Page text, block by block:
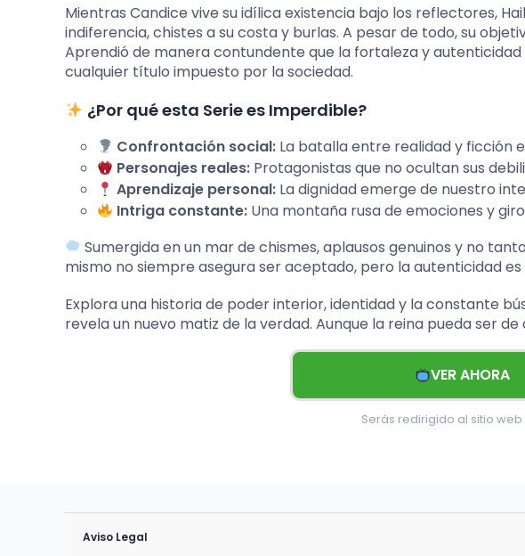
Mientras Candice vive su idílica existencia bajo los reflectores,
indiferencia, chistes a su costa y burlas. A pesar de todo, su
Aprendió de manera contundente que la fortaleza y
cualquier título impuesto por la sociedad.
¿Por qué esta Serie es Imperdible?
Confrontación social: La batalla entre realidad y ficción
Personajes reales: Protagonistas que no ocultan sus
Aprendizaje personal: La dignidad emerge de nuestro
Intriga constante: Una montaña rusa de emociones y
Sumergida en un mar de chismes, aplausos genuinos y no
mismo no siempre asegura ser aceptado, pero la autenticidad
Explora una historia de poder interior, identidad y la constante
revela un nuevo matiz de la verdad. Aunque la reina pueda ser
VER AHORA
Serás redirigido al sitio web
Aviso Legal